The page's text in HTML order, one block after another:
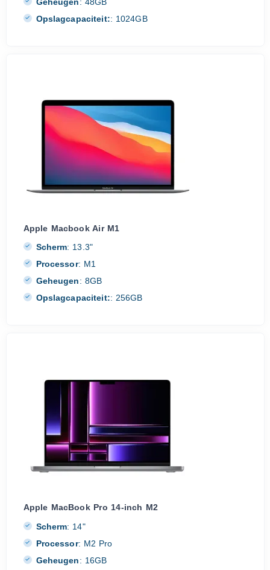
Opslagcapaciteit:: 1024GB
Apple Macbook Air M1
Scherm: 13.3"
Processor: M1
Geheugen: 8GB
Opslagcapaciteit:: 256GB
Apple MacBook Pro 14-inch M2
Scherm: 14"
Processor: M2 Pro
Geheugen: 16GB